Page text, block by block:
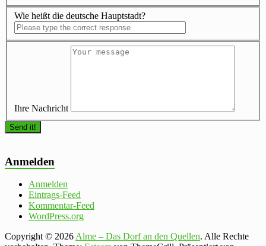
Wie heißt die deutsche Hauptstadt?
Ihre Nachricht
Anmelden
Anmelden
Eintrags-Feed
Kommentar-Feed
WordPress.org
Copyright © 2026 Alme – Das Dorf an den Quellen. Alle Rechte